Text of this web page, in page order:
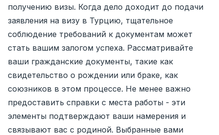
получению визы. Когда дело доходит до подачи
заявления на визу в Турцию, тщательное
соблюдение требований к документам может
стать вашим залогом успеха. Рассматривайте
ваши гражданские документы, такие как
свидетельство о рождении или браке, как
союзников в этом процессе. Не менее важно
предоставить справки с места работы - эти
элементы подтверждают ваши намерения и
связывают вас с родиной. Выбранные вами